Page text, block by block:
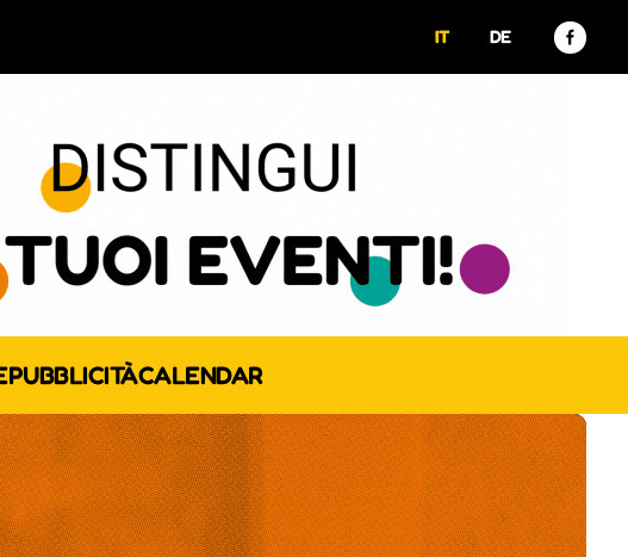
IT DE
PUBBLICITÀCALENDAR